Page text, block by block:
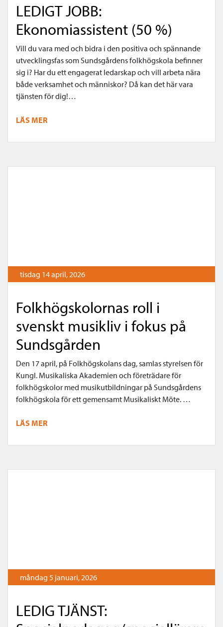
LEDIGT JOBB:
Ekonomiassistent (50 %)
Vill du vara med och bidra i den positiva och spännande
utvecklingsfas som Sundsgårdens folkhögskola befinner
sig i? Har du ett engagerat ledarskap och vill arbeta nära
både verksamhet och människor? Då kan det här vara
tjänsten för dig!…
LÄS MER
tisdag 14 april, 2026
Folkhögskolornas roll i
svenskt musikliv i fokus på
Sundsgården
Den 17 april, på Folkhögskolans dag, samlas styrelsen för
Kungl. Musikaliska Akademien och företrädare för
folkhögskolor med musikutbildningar på Sundsgårdens
folkhögskola för ett gemensamt Musikaliskt Möte. …
LÄS MER
måndag 5 januari, 2026
LEDIG TJÄNST: